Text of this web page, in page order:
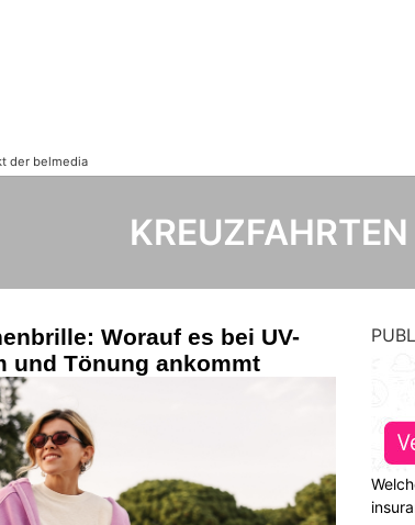
KREUZFAHRTEN
Worauf es bei UV-
und Tönung ankommt